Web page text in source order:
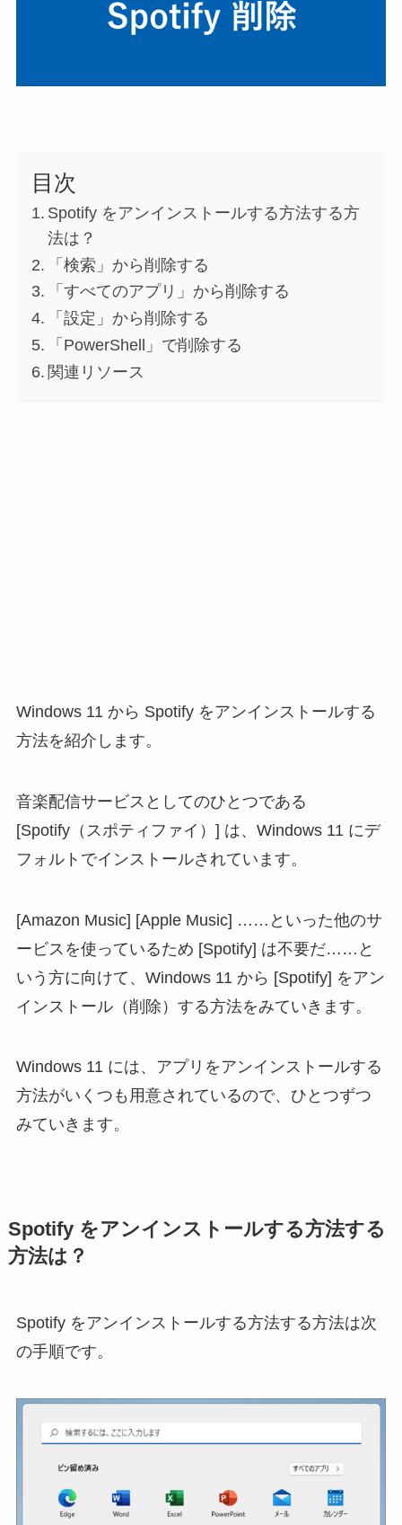
目次
Spotify をアンインストールする方法する方
法は？
「検索」から削除する
「すべてのアプリ」から削除する
「設定」から削除する
「PowerShell」で削除する
関連リソース
Windows 11 から Spotify をアンインストールする
方法を紹介します。
音楽配信サービスとしてのひとつである
[Spotify（スポティファイ）] は、Windows 11 にデ
フォルトでインストールされています。
[Amazon Music] [Apple Music] ……といった他のサ
ービスを使っているため [Spotify] は不要だ……と
いう方に向けて、Windows 11 から [Spotify] をアン
インストール（削除）する方法をみていきます。
Windows 11 には、アプリをアンインストールする
方法がいくつも用意されているので、ひとつずつ
みていきます。
Spotify をアンインストールする方法する
方法は？
Spotify をアンインストールする方法する方法は次
の手順です。